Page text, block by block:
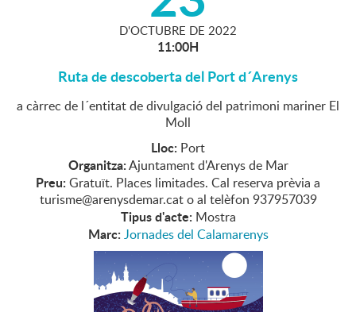
D'OCTUBRE DE 2022
11:00H
Ruta de descoberta del Port d´Arenys
a càrrec de l´entitat de divulgació del patrimoni mariner El
Moll
Lloc: Port
Organitza:Ajuntament d'Arenys de Mar
Preu: Gratuït. Places limitades. Cal reserva prèvia a
turisme@arenysdemar.cat o al telèfon 937957039
Tipus d'acte: Mostra
Marc: Jornades del Calamarenys